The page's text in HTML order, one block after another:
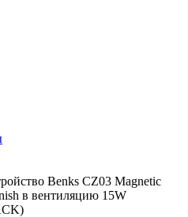
Benks CZ03 Magnetic
в вентиляцию 15W